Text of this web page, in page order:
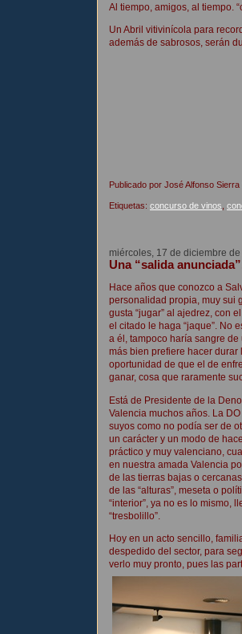
Al tiempo, amigos, al tiempo.
Un Abril vitivinícola para
además de sabrosos, serán
Publicado por José Alfonso Sierra
Etiquetas: concurso de vinos
miércoles, 17 de diciembre
Una “salida
Hace años que conozco a
personalidad propia, muy sui
gusta “jugar” al ajedrez, con
el citado le haga “jaque”. No
a él, tampoco haría sangre
más bien prefiere hacer durar
oportunidad de que el de
ganar, cosa que raramente
Está de Presidente de la
Valencia muchos años. La
suyos como no podía ser de
un carácter y un modo de
práctico y muy valenciano,
en nuestra amada Valencia
de las tierras bajas o
de las “alturas”, meseta o
“interior”, ya no es lo mismo,
“tresbolillo”.
Hoy en un acto sencillo,
despedido del sector, para
verlo muy pronto, pues las